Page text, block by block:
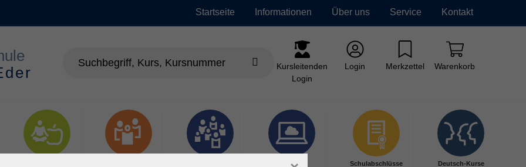
Startseite Informationen Über uns Service Kontakt
Kursleitenden
Login
Login Merkzettel Warenkorb
Digitales
Schulabschlüsse Deutsch-Kurse